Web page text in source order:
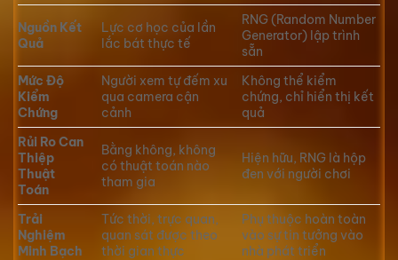
Nguồn Kết
Quả
Lực cơ học của lần
lắc bát thực tế
RNG (Random Number
Generator) lập trình
sẵn
Mức Độ
Kiểm
Chứng
Người xem tự đếm xu
qua camera cận
cảnh
Không thể kiểm
chứng, chỉ hiển thị kết
quả
Rủi Ro Can
Thiệp
Thuật
Toán
Bằng không, không
có thuật toán nào
tham gia
Hiện hữu, RNG là hộp
đen với người chơi
Trải
Nghiệm
Minh Bạch
Tức thời, trực quan,
quan sát được theo
thời gian thực
Phụ thuộc hoàn toàn
vào sự tin tưởng vào
nhà phát triển